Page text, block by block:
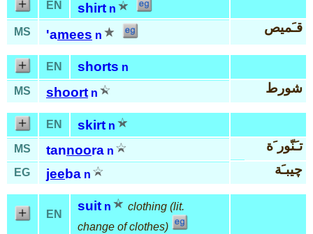
EN shirt n
MS
'amees n
قـَميص
EN shorts n
MS
shoort n شورط
EN skirt n
MS
tannoora n تـَنّور َة
EG jeeba n چيبـَة
EN
suit n
clothing (lit.
change of clothes)